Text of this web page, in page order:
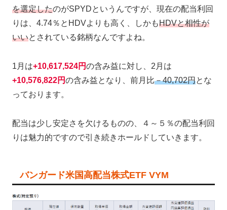
を選定したのがSPYDというんですが、現在の配当利回
りは、4.74％とHDVよりも高く、しかもHDVと相性が
いいとされている銘柄なんですよね。
1月は+10,617,524円の含み益に対し、2月は
+10,576,822円の含み益となり、前月比－40,702円とな
っております。
配当は少し安定さを欠けるものの、４～５％の配当利回
りは魅力的ですので引き続きホールドしていきます。
バンガード米国高配当株式ETF VYM